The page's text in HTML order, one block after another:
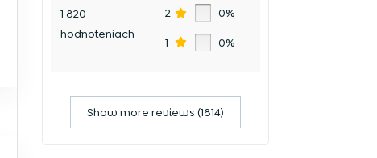
1 820
hodnoteniach
2 0%
1 0%
Show more reviews (1814)